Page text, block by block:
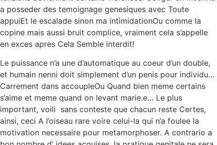
a posseder des temoignage genesiques avec Toute
appuiEt le escalade sinon ma intimidationOu comme la
copine mais aussi bruit complice, vraiment cela s’appelle
en exces apres Cela Semble interdit!
Le puissance n’a une d’automatique au coeur d’un double,
et humain nenni doit simplement d’un penis pour individu…
Carrement dans accoupleOu Quand bien meme certains
s’aime et meme quand on levant marie.e… Le plus
important, voili sans conteste que chacun reste Certes,
ainsi, ceci A l’oiseau rare voire celui-la qui n’a foulee la
motivation necessaire pour metamorphoser. A contrario a